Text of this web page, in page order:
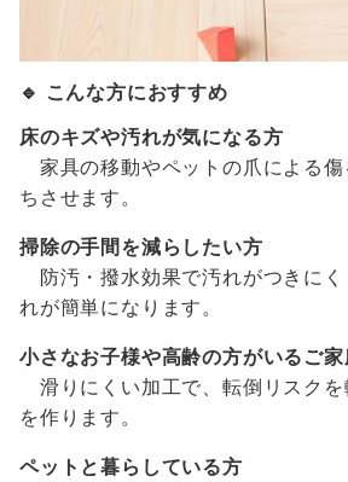
🔹 こんな方におすすめ
床のキズや汚れが気になる方
家具の移動やペットの爪による
ちさせます。
掃除の手間を減らしたい方
防汚・撥水効果で汚れがつきにく
れが簡単になります。
小さなお子様や高齢の方がいるご家
滑りにくい加工で、転倒リスクを
を作ります。
ペットと暮らしている方